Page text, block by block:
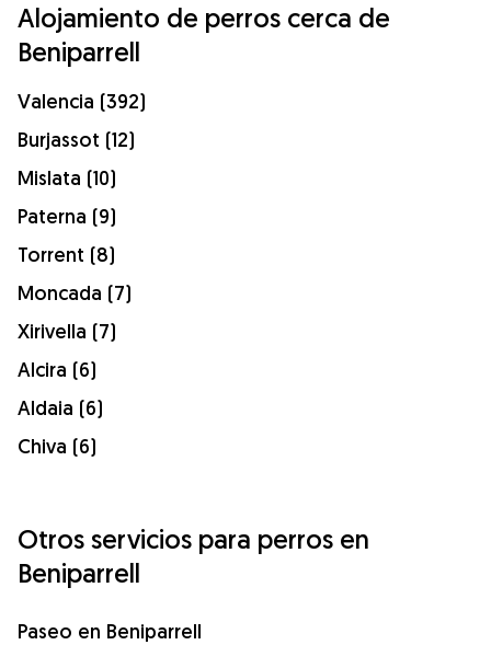
Alojamiento de perros cerca de
Beniparrell
Valencia (392)
Burjassot (12)
Mislata (10)
Paterna (9)
Torrent (8)
Moncada (7)
Xirivella (7)
Alcira (6)
Aldaia (6)
Chiva (6)
Otros servicios para perros en
Beniparrell
Paseo en Beniparrell